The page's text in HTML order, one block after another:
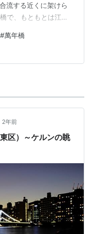
流する近くに架けら
で、もともとは江戸
）に現在の橋が架
トアップされ、隅田
緒に鑑賞できます。
ライトアップされた
#萬年橋
2年前
区）～ケルンの眺